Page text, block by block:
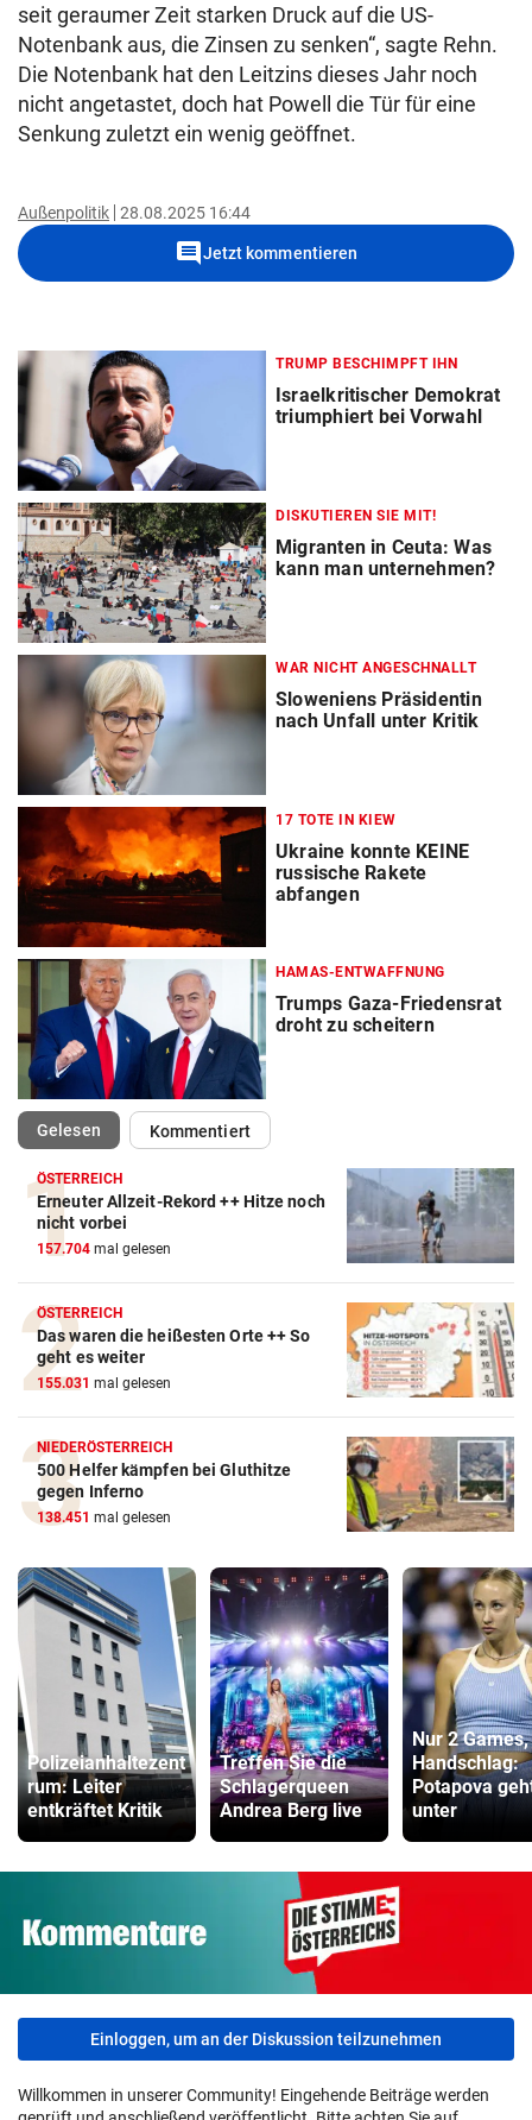
seit geraumer Zeit starken Druck auf die US-
Notenbank aus, die Zinsen zu senken“, sagte Rehn.
Die Notenbank hat den Leitzins dieses Jahr noch
nicht angetastet, doch hat Powell die Tür für eine
Senkung zuletzt ein wenig geöffnet.
Außenpolitik 28.08.2025 16:44
commentJetzt kommentieren
TRUMP BESCHIMPFT IHN
Israelkritischer Demokrat
triumphiert bei Vorwahl
DISKUTIEREN SIE MIT!
Migranten in Ceuta: Was
kann man unternehmen?
WAR NICHT ANGESCHNALLT
Sloweniens Präsidentin
nach Unfall unter Kritik
17 TOTE IN KIEW
Ukraine konnte KEINE
russische Rakete
abfangen
HAMAS-ENTWAFFNUNG
Trumps Gaza-Friedensrat
droht zu scheitern
Gelesen(ausgewählt)Kommentiert
ÖSTERREICH
Erneuter Allzeit-Rekord ++ Hitze noch
nicht vorbei
157.704 mal gelesen
ÖSTERREICH
Das waren die heißesten Orte ++ So
geht es weiter
155.031 mal gelesen
NIEDERÖSTERREICH
500 Helfer kämpfen bei Gluthitze
gegen Inferno
138.451 mal gelesen
Polizeianhaltezent
rum: Leiter
entkräftet Kritik
Treffen Sie die
Schlagerqueen
Andrea Berg live
Nur 2
Handschlag:
Potapova
unter
Einloggen, um an der Diskussion teilzunehmen
Willkommen in unserer Community! Eingehende Beiträge werden